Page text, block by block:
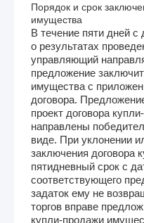
Порядок и срок
имущества
В течение пяти дней с
о результатах
управляющий
предложение
имущества с
договора.
проект договора
направлены
виде. При уклонении
заключения договора
пятидневный срок с
соответствующего
задаток ему не
торгов вправе
купли-продажи